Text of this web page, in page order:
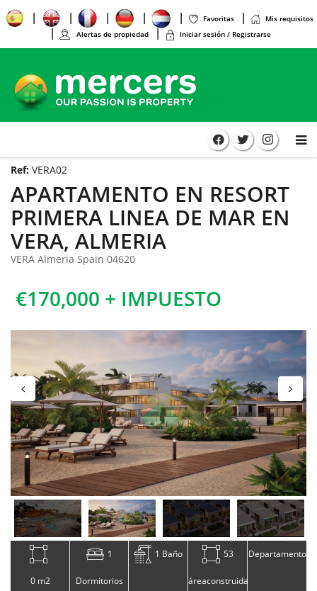
Favoritas
Mis requisitos
Alertas de propiedad
Iniciar sesión / Registrarse
Ref: VERA02
APARTAMENTO EN RESORT
PRIMERA LINEA DE MAR EN
VERA, ALMERIA
VERA Almeria Spain 04620
€170,000 + IMPUESTO
0 m2
1
Dormitorios
1 Baño 53
áreaconstruida
Departamento